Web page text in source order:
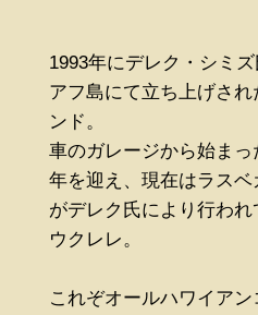
1993年にデレク・シミ
アフ島にて立ち上げさ
ンド。
車のガレージから始ま
年を迎え、現在はラス
がデレク氏により行われ
ウクレレ。
これぞオールハワイアン